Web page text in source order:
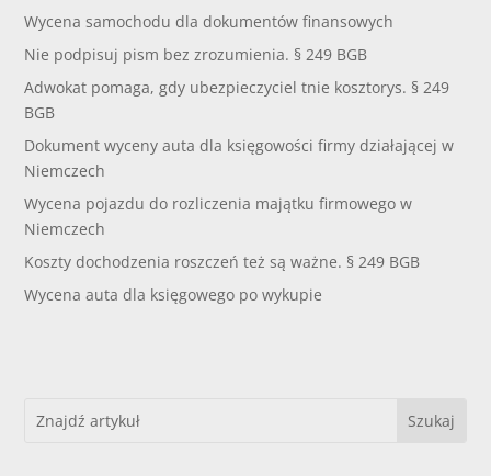
Wycena samochodu dla dokumentów finansowych
Nie podpisuj pism bez zrozumienia. § 249 BGB
Adwokat pomaga, gdy ubezpieczyciel tnie kosztorys. § 249
BGB
Dokument wyceny auta dla księgowości firmy działającej w
Niemczech
Wycena pojazdu do rozliczenia majątku firmowego w
Niemczech
Koszty dochodzenia roszczeń też są ważne. § 249 BGB
Wycena auta dla księgowego po wykupie